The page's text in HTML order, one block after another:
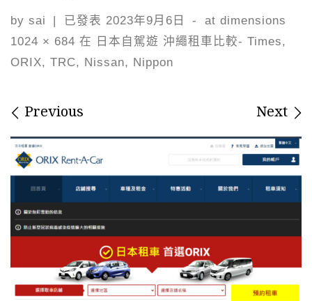
by sai | 已發表 2023年9月6日 -
at dimensions
1024 × 684 在
日本自駕遊 沖繩租車比較- Times,
ORIX, TRC, Nissan, Nippon
Images navigation
Previous Next